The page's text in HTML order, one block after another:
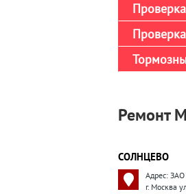
Ремонт
СОЛНЦЕВО
Адрес: ЗАО
г. Москва